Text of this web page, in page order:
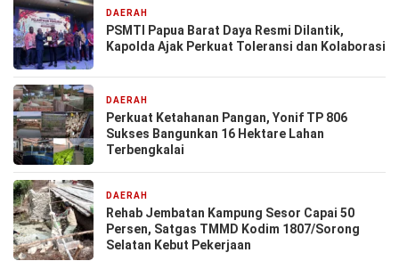
DAERAH
PSMTI Papua Barat Daya Resmi Dilantik,
Kapolda Ajak Perkuat Toleransi dan Kolaborasi
DAERAH
Perkuat Ketahanan Pangan, Yonif TP 806
Sukses Bangunkan 16 Hektare Lahan
Terbengkalai
DAERAH
Rehab Jembatan Kampung Sesor Capai 50
Persen, Satgas TMMD Kodim 1807/Sorong
Selatan Kebut Pekerjaan